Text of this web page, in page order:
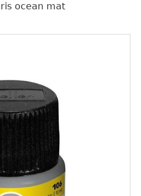
ocean mat